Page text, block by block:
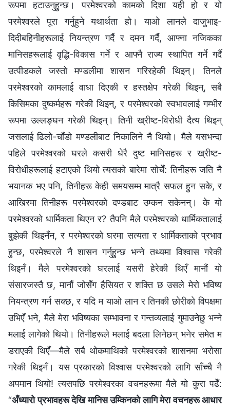
रूपमा हटाउनुहुन्छ। परमेश्‍वरको कामको दिशा यही हो र यो
परमेश्‍वरले पूरा गर्नुहुने यथार्थता हो। याओ लानले दाजुभाइ-
दिदीबहिनीहरूलाई नियन्त्रण गर्दै र दमन गर्दै, आफ्‍ना नजिकका
मानिसहरूलाई वृद्धि-विकास गर्ने र आफ्‍नै राज्य स्थापित गर्ने गर्दै
उत्पीडकले जस्तो मण्डलीमा शासन गरिरहेकी थिइन्। तिनले
परमेश्‍वरको कामलाई वाधा दिएकी र हस्तक्षेप गरेकी थिइन्, सबै
किसिमका दुष्कर्महरू गरेकी थिइन्, र परमेश्‍वरको स्वभावलाई गम्‍भीर
रूपमा उल्‍लङ्घन गरेकी थिइन्। तिनी ख्रीष्ट-विरोधी दैत्य थिइन्
जसलाई ढिलो-चाँडो मण्डलीबाट निकालिने नै थियो। मैले यसभन्दा
पहिले परमेश्‍वरको घरले कसरी धेरै दुष्ट मानिसहरू र ख्रीष्ट-
विरोधीहरूलाई हटाएको थियो त्यसको बारेमा सोचेँ: तिनीहरू जति नै
भयानक भए पनि, तिनीहरू केही समयसम्‍म मात्रै सफल हुन सके, र
आखिरमा तिनीहरू परमेश्‍वरको दण्डबाट उम्कन सकेनन्। के यो
परमेश्‍वरको धार्मिकता थिएन र? तैपनि मैले परमेश्‍वरको धार्मिकतालाई
बुझेकी थिइनँन, र परमेश्‍वरको घरमा सत्यता र धार्मिकताको प्रभाव
हुन्छ, परमेश्‍वरले नै शासन गर्नुहुन्छ भन्‍ने तथ्यमा विश्‍वास गरेकी
थिइनँ। मैले परमेश्‍वरको घरलाई यसरी हेरेकी थिएँ मानौं यो
संसारजस्तै छ, मानौं जोसँग हैसियत र शक्ति छ उसले मेरो भविष्य
नियन्त्रण गर्न सक्छ, र यदि म याओ लान र तिनकी छोरीको विपक्षमा
उभिएँ भने, मैले मेरा भविष्यका सम्‍भावना र गन्तव्यलाई गुमाउनेछु भन्‍ने
मलाई लागेको थियो। तिनीहरूले मलाई बदला लिनेछन् भनेर समेत म
डराएकी थिएँ—मैले सबै थोकमाथिको परमेश्‍वरको शासनमा भरोसा
गरेकी थिइनँ। यस प्रकारको विश्‍वास परमेश्‍वरको लागि साँच्‍चै नै
अपमान थियो! त्यसपछि परमेश्‍वरका वचनहरूमा मैले यो कुरा पढेँ:
“अँध्यारो प्रभावहरू देखि मानिस उम्किनको लागि मेरा वचनहरू आधार